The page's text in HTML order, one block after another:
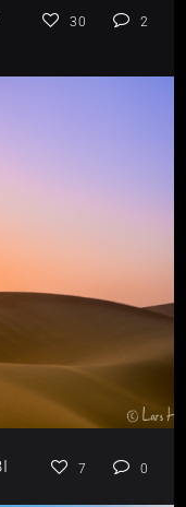
30 2
7 0